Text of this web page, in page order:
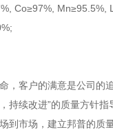
Co≥97%, Mn≥95.5%,
，客户的满意是公司的
持续改进”的质量方针指
到市场，建立邦普的质